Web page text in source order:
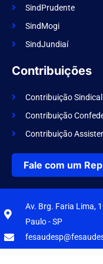
SindPrudente
SindMogi
SindJundiaí
Contribuições
Contribuição Sindical
Contribuição
Contribuição
Fale com um
Av. Brg. Faria Lima,
Paulo - SP